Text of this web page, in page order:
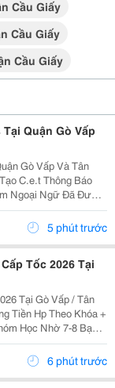
Cầu Giấy
Cầu Giấy
Cầu Giấy
Quận Gò Vấp
Gò Vấp Và Tân
Trình Anh Văn
Học Thuật Ielts &Ndash; Toefl Ibt. Trung Tâm...5 phút trước
Tốc 2026 Tại
Tại Gò Vấp / Tân
Học Nhờ 7-8 Bạn/
Lộ Trình, Sách
4 Kỹ...
6 phút trước